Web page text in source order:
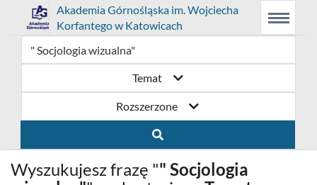
Menu
główne
Wyszukiwarka
Treść
główna
Przejdź
do
strony
domowej
biblioteki
Akademia
Link
otwiera
się
w
nowym
oknie
Prolib
Integro
-
główna
Akademia Górnośląska im. Wojciecha
Korfantego w Katowicach
Menu
Temat
Rozszerzone
Wyszukujesz frazę "" Socjologia